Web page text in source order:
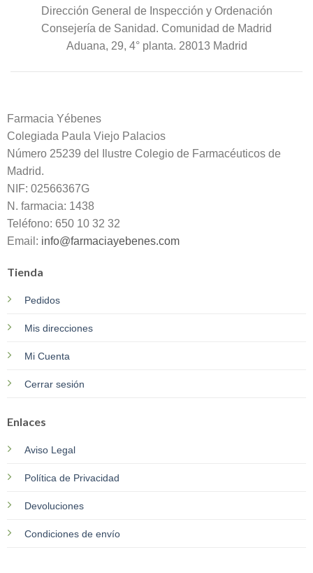
Dirección General de Inspección y Ordenación
Consejería de Sanidad. Comunidad de Madrid
Aduana, 29, 4° planta. 28013 Madrid
Farmacia Yébenes
Colegiada Paula Viejo Palacios
Número 25239 del Ilustre Colegio de Farmacéuticos de
Madrid.
NIF: 02566367G
N. farmacia: 1438
Teléfono: 650 10 32 32
Email: info@farmaciayebenes.com
Tienda
Pedidos
Mis direcciones
Mi Cuenta
Cerrar sesión
Enlaces
Aviso Legal
Política de Privacidad
Devoluciones
Condiciones de envío